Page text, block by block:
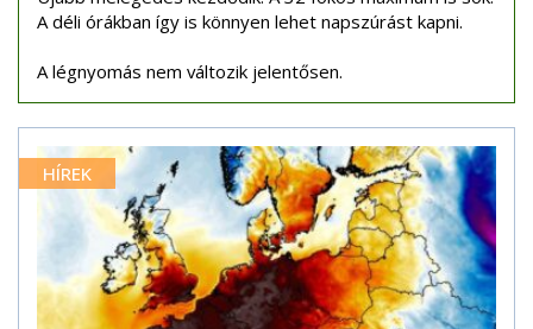
A déli órákban így is könnyen lehet napszúrást kapni.
A légnyomás nem változik jelentősen.
HÍREK